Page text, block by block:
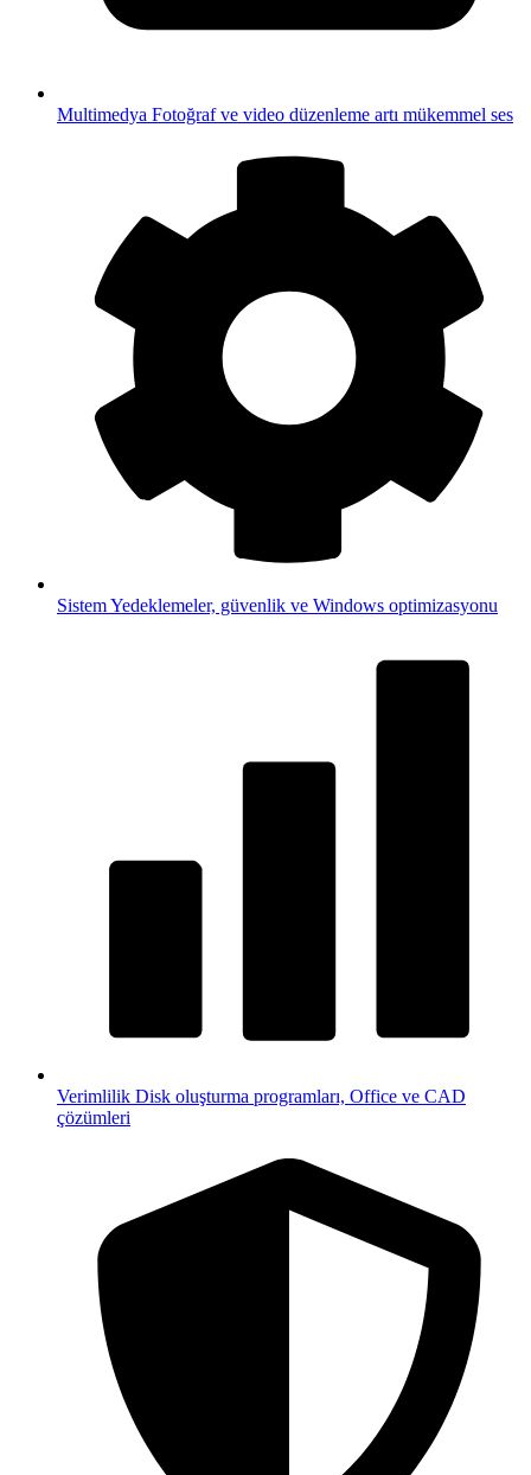
Multimedya Fotoğraf ve video düzenleme artı mükemmel ses
SistemYedeklemeler, güvenlik ve Windows optimizasyonu
Verimlilik Disk oluşturma programları, Office ve CAD
çözümleri